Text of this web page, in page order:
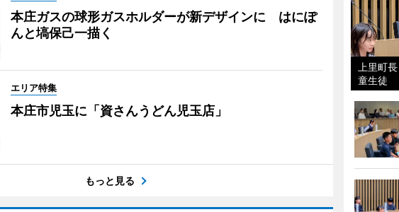
本庄ガスの球形ガスホルダーが新デザインに はにぽ
んと塙保己一描く
エリア特集
本庄市児玉に「資さんうどん児玉店」
もっと見る
上里町
童生徒